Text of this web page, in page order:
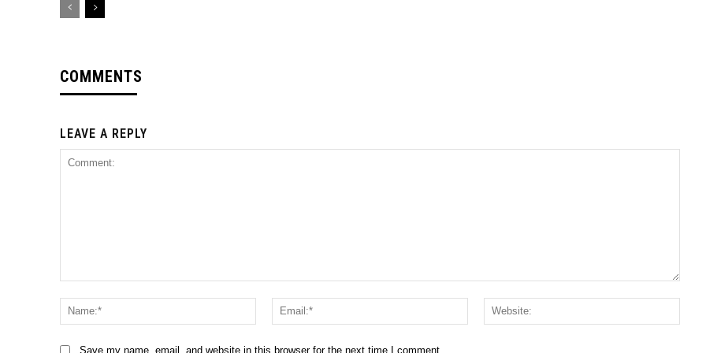
COMMENTS
LEAVE A REPLY
Name:*
Email:*
Save my name, email, and website in this browser for the next time I comment.